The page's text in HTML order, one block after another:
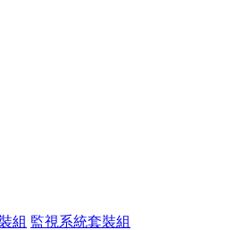
組 監視系統套裝組